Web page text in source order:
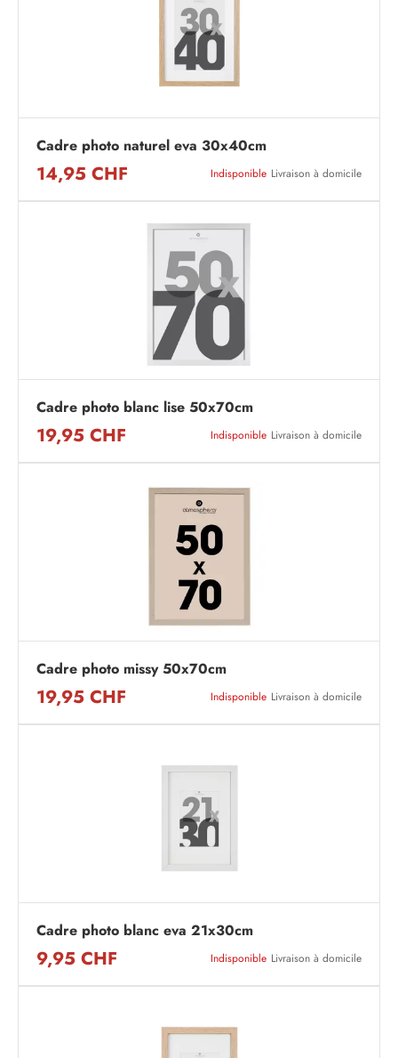
Cadre photo naturel eva 30x40cm
14,95 CHF Indisponible Livraison à domicile
Cadre photo blanc lise 50x70cm
19,95 CHF Indisponible Livraison à domicile
Cadre photo missy 50x70cm
19,95 CHF Indisponible Livraison à domicile
Cadre photo blanc eva 21x30cm
9,95 CHF Indisponible Livraison à domicile